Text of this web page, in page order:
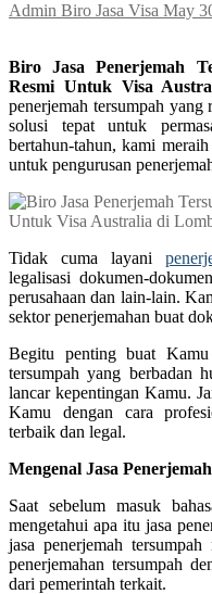
Admin Biro Jasa Visa May
Biro Jasa Penerjemah
Resmi Untuk Visa
penerjemah tersumpah
solusi tepat untuk
bertahun-tahun, kami
untuk pengurusan
Tidak cuma layani
legalisasi dokumen-
perusahaan dan lain-lain.
sektor penerjemahan buat
Begitu penting buat Kamu
tersumpah yang berbadan
lancar kepentingan Kamu.
Kamu dengan cara
terbaik dan legal.
Mengenal Jasa
Saat sebelum masuk
mengetahui apa itu jasa
jasa penerjemah
penerjemahan tersumpah
dari pemerintah terkait.